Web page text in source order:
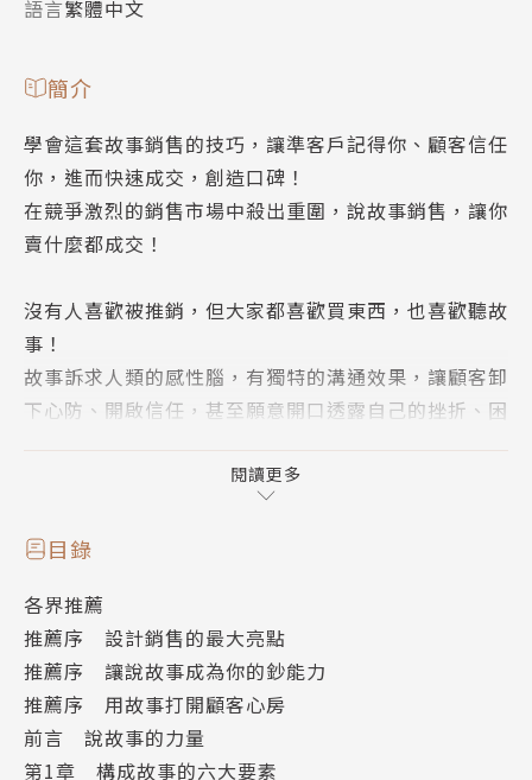
語言繁體中文
簡介
學會這套故事銷售的技巧，讓準客戶記得你、顧客信任
你，進而快速成交，創造口碑！
在競爭激烈的銷售市場中殺出重圍，說故事銷售，讓你
賣什麼都成交！
沒有人喜歡被推銷，但大家都喜歡買東西，也喜歡聽故
事！
故事訴求人類的感性腦，有獨特的溝通效果，讓顧客卸
下心防、開啟信任，甚至願意開口透露自己的挫折、困
在顧客短暫的耐心限度內說個好故事，不是靠口才，而
是要掌握一套故事技術。
耳、先進保險、沃爾瑪等大企業長期合作的金牌講師。
史密斯訪談全球超過50個組織、250多位業務人員與經
常被故事推銷的採購人員，搜集了2,000多個銷售故
事，為業務員打造常勝不敗的說故事銷售指南。
閱讀更多
目錄
各界推薦
推薦序 設計銷售的最大亮點
推薦序 讓說故事成為你的鈔能力
推薦序 用故事打開顧客心房
前言 說故事的力量
第1章 構成故事的六大要素